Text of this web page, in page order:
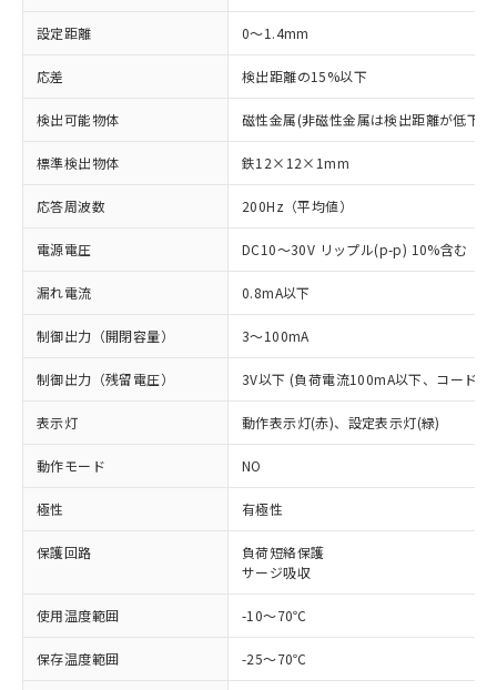
設定距離 0～1.4mm
応差 検出距離の15%以下
検出可能物体 磁性金属(非磁性金属は検出距離が低下
標準検出物体 鉄12×12×1mm
応答周波数 200Hz（平均値）
電源電圧 DC10～30V リップル(p-p) 10%含む
漏れ電流 0.8mA以下
制御出力（開閉容量） 3～100mA
制御出力（残留電圧） 3V以下 (負荷電流100mA以下、コード長
表示灯 動作表示灯(赤)、設定表示灯(緑)
動作モード NO
極性 有極性
保護回路
負荷短絡保護
サージ吸収
使用温度範囲 -10～70℃
保存温度範囲 -25～70℃
ご利用条件
以下の条件をお読みいただき、同意のうえ
※1 対応状況
対応済み：EU RoHS指令（10物質）の
非含有に対応した製品が提供可能な商品で
す。
対応予定：EU RoHS指令（10物質）の非含
商品です。
対応予定なし：EU RoHS指令（10物質）の